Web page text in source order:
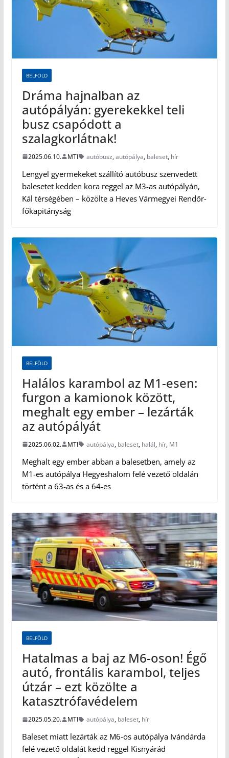
BELFÖLD
Dráma hajnalban az
autópályán: gyerekekkel teli
busz csapódott a
szalagkorlátnak!
2025.06.10. MTI autóbusz,autópálya, baleset, hír
Lengyel gyermekeket szállító autóbusz szenvedett
balesetet kedden kora reggel az M3-as autópályán,
Kál térségében – közölte a Heves Vármegyei Rendőr-
főkapitányság
BELFÖLD
Halálos karambol az M1-esen:
furgon a kamionok között,
meghalt egy ember – lezárták
az autópályát
2025.06.02. MTI autópálya, baleset, halál, hír, M1
Meghalt egy ember abban a balesetben, amely az
M1-es autópálya Hegyeshalom felé vezető oldalán
történt a 63-as és a 64-es
BELFÖLD
Hatalmas a baj az M6-oson! Égő
autó, frontális karambol, teljes
útzár – ezt közölte a
katasztrófavédelem
2025.05.20. MTI autópálya, baleset, hír
Baleset miatt lezárták az M6-os autópálya Ivándárda
felé vezető oldalát kedd reggel Kisnyárád